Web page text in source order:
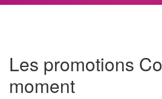
Les promotions
moment